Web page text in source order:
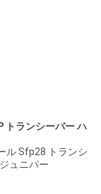
トランシーバー ハ
ル Sfp28 トランシ
ュニパー